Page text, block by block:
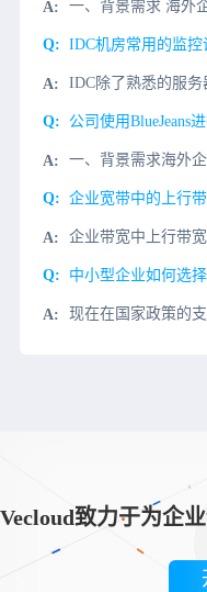
IDC机房常用的监控
公司使用BlueJeans
企业宽带中的上行
中小型企业如何选
Vecloud致力于为企